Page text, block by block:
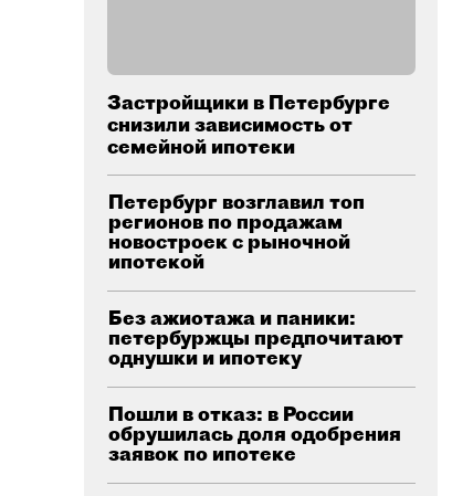
Застройщики в Петербурге
снизили зависимость от
семейной ипотеки
Петербург возглавил топ
регионов по продажам
новостроек с рыночной
ипотекой
Без ажиотажа и паники:
петербуржцы предпочитают
однушки и ипотеку
Пошли в отказ: в России
обрушилась доля одобрения
заявок по ипотеке